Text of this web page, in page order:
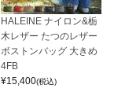
HALEINE ナイロン&栃
木レザー たつのレザー
ボストンバッグ 大きめ
4FB
¥15,400(税込)